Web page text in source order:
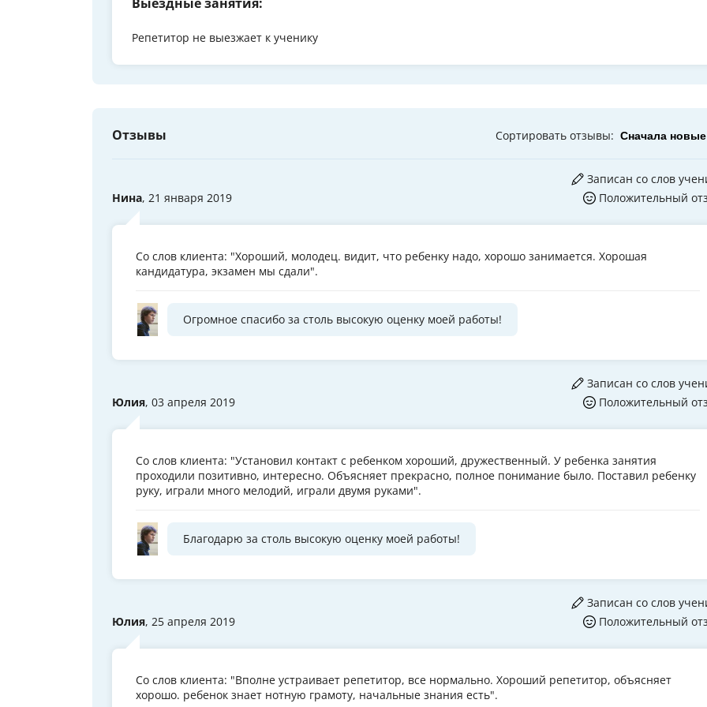
Репетитор не выезжает к ученику
Отзывы Сортировать отзывы:
Нина, 21 января 2019
Записан со слов
Положительный
Со слов клиента: "Хороший, молодец. видит, что ребенку надо, хорошо занимается. Хорошая
кандидатура, экзамен мы сдали".
Огромное спасибо за столь высокую оценку моей работы!
Юлия, 03 апреля 2019
Записан со слов
Положительный
Со слов клиента: "Установил контакт с ребенком хороший, дружественный. У ребенка занятия
проходили позитивно, интересно. Объясняет прекрасно, полное понимание было. Поставил ребенку
руку, играли много мелодий, играли двумя руками".
Благодарю за столь высокую оценку моей работы!
Юлия, 25 апреля 2019
Записан со слов
Положительный
Со слов клиента: "Вполне устраивает репетитор, все нормально. Хороший репетитор, объясняет
хорошо. ребенок знает нотную грамоту, начальные знания есть".